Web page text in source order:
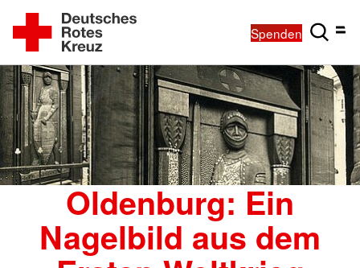
Spenden
Oldenburg: Ein
Nagelbild aus dem